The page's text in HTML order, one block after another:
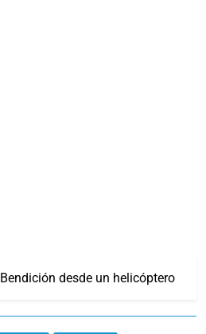
Bendición desde un helicóptero